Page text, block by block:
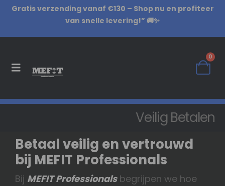
Gratis verzending vanaf €130 – Shop nu en profiteer
van snelle levering!” 🚚✨
0
Veilig Betalen
Betaal veilig en vertrouwd
bij MEFIT Professionals
Bij MEFIT Professionalsbegrijpen we hoe